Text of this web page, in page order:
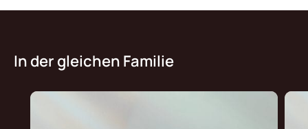
In der gleichen Familie